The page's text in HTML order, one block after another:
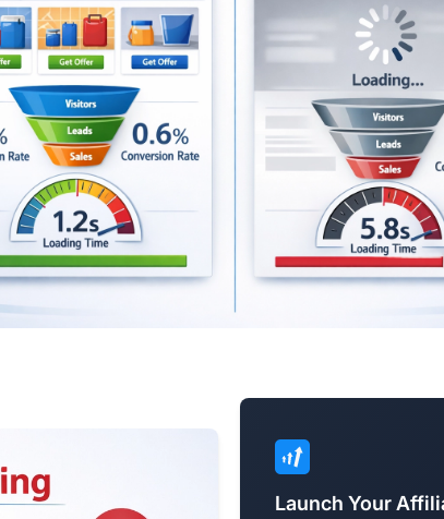
Launch Your